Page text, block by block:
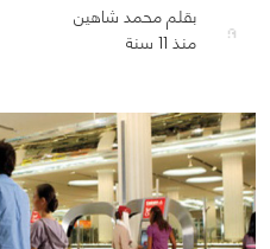
1719
بقلم محمد شاهين
منذ 11 سنة